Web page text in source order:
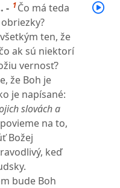
- 1 Čo má teda
ten, že
ak sú niektorí
vernosť?
že Boh je
je napísané:
slovách a
na to,
Božej
keď
bude Boh